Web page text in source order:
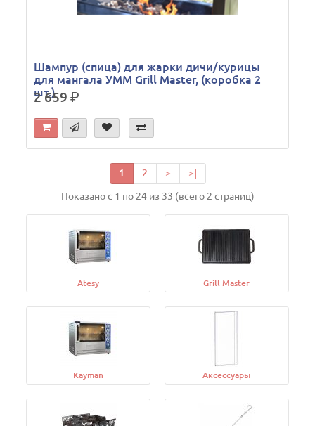
Шампур (спица) для жарки дичи/курицы
для мангала УММ Grill Master, (коробка 2
шт.)
2 659р.
1 2 > >|
Показано с 1 по 24 из 33 (всего 2 страниц)
Atesy Grill Master
Kayman Аксессуары